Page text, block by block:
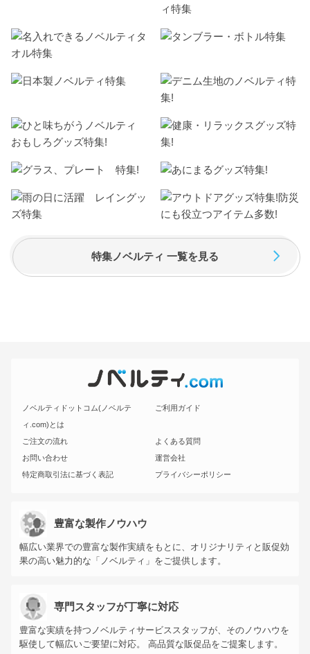
特集ノベルティ 一覧を見る
ノベルティドットコム(ノベルテ
ィ.com)とは
ご利用ガイド
ご注文の流れ
よくある質問
お問い合わせ
運営会社
特定商取引法に基づく表記
プライバシーポリシー
豊富な製作ノウハウ
幅広い業界での豊富な製作実績をもとに、オリジナリティと販促効
果の高い魅力的な「ノベルティ」をご提供します。
専門スタッフが丁寧に対応
豊富な実績を持つノベルティサービススタッフが、そのノウハウを
駆使して幅広いご要望に対応。 高品質な販促品をご提案します。